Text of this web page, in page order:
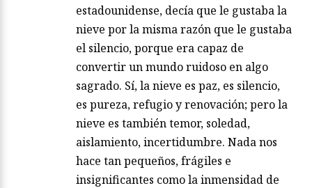
estadounidense, decía que le gustaba la
nieve por la misma razón que le gustaba
el silencio, porque era capaz de
convertir un mundo ruidoso en algo
sagrado. Sí, la nieve es paz, es silencio,
es pureza, refugio y renovación; pero la
nieve es también temor, soledad,
aislamiento, incertidumbre. Nada nos
hace tan pequeños, frágiles e
insignificantes como la inmensidad de